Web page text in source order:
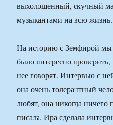
выхолощенный, скучный
музыкантами на всю жизнь.
На историю с Земфирой
было интересно
нее говорят. Интервью с
она очень толерантный
любят, она никогда ничего
писала. Ира сделала